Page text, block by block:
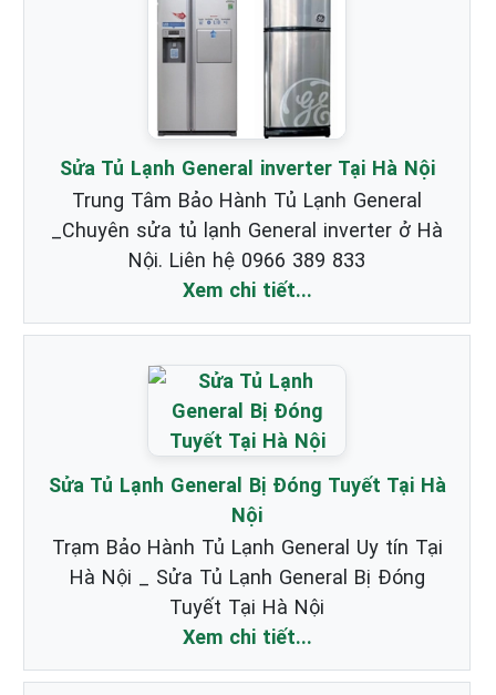
Sửa Tủ Lạnh General inverter Tại Hà Nội
Trung Tâm Bảo Hành Tủ Lạnh General
_Chuyên sửa tủ lạnh General inverter ở Hà
Nội. Liên hệ 0966 389 833
Xem chi tiết...
Sửa Tủ Lạnh General Bị Đóng Tuyết Tại Hà
Nội
Trạm Bảo Hành Tủ Lạnh General Uy tín Tại
Hà Nội _ Sửa Tủ Lạnh General Bị Đóng
Tuyết Tại Hà Nội
Xem chi tiết...